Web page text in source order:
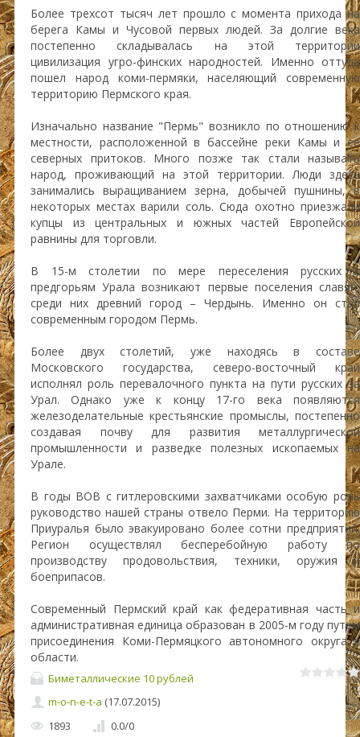
Более трехсот тысяч лет прошло с момента прихода на
берега Камы и Чусовой первых людей. За долгие века
постепенно складывалась на этой территории
цивилизация угро-финских народностей. Именно оттуда
пошел народ коми-пермяки, населяющий современную
территорию Пермского края.
Изначально название "Пермь" возникло по отношению к
местности, расположенной в бассейне реки Камы и ее
северных притоков. Много позже так стали называть
народ, проживающий на этой территории. Люди здесь
занимались выращиванием зерна, добычей пушнины, в
некоторых местах варили соль. Сюда охотно приезжали
купцы из центральных и южных частей Европейской
равнины для торговли.
В 15-м столетии по мере переселения русских к
предгорьям Урала возникают первые поселения славян,
среди них древний город – Чердынь. Именно он стал
современным городом Пермь.
Более двух столетий, уже находясь в составе
Московского государства, северо-восточный край
исполнял роль перевалочного пункта на пути русских за
Урал. Однако уже к концу 17-го века появляются
железоделательные крестьянские промыслы, постепенно
создавая почву для развития металлургической
промышленности и разведке полезных ископаемых на
Урале.
В годы ВОВ с гитлеровскими захватчиками особую роль
руководство нашей страны отвело Перми. На территорию
Приуралья было эвакуировано более сотни предприятий.
Регион осуществлял бесперебойную работу по
производству продовольствия, техники, оружия и
боеприпасов.
Современный Пермский край как федеративная часть и
административная единица образован в 2005-м году путем
присоединения Коми-Пермяцкого автономного округа к
области.
Биметаллические 10 рублей
m-o-n-e-t-a (17.07.2015)
1893
0.0/0